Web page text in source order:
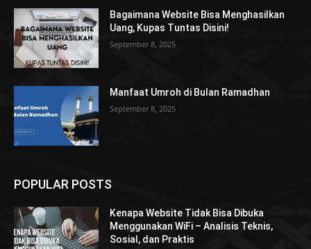
Bagaimana Website Bisa Menghasilkan
Uang, Kupas Tuntas Disini!
September 8, 2025
Manfaat Umroh di Bulan Ramadhan
September 8, 2025
POPULAR POSTS
Kenapa Website Tidak Bisa Dibuka
Menggunakan WiFi – Analisis Teknis,
Sosial, dan Praktis